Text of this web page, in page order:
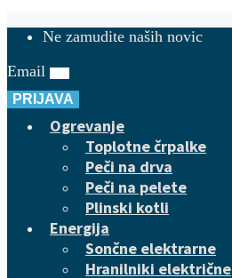
Ne zamudite naših novic
Email
PRIJAVA
Ogrevanje
Toplotne črpalke
Peči na drva
Peči na pelete
Plinski kotli
Energija
Sončne elektrarne
Hranilniki električne